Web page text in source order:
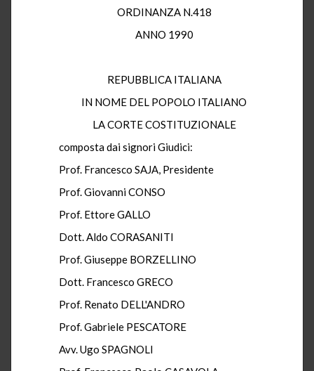
ORDINANZA N.418
ANNO 1990
REPUBBLICA ITALIANA
IN NOME DEL POPOLO ITALIANO
LA CORTE COSTITUZIONALE
composta dai signori Giudici:
Prof. Francesco SAJA, Presidente
Prof. Giovanni CONSO
Prof. Ettore GALLO
Dott. Aldo CORASANITI
Prof. Giuseppe BORZELLINO
Dott. Francesco GRECO
Prof. Renato DELL'ANDRO
Prof. Gabriele PESCATORE
Avv. Ugo SPAGNOLI